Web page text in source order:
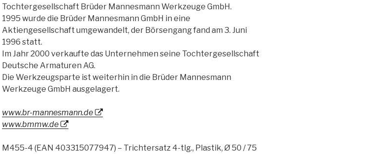
Tochtergesellschaft Brüder Mannesmann Werkzeuge GmbH.
1995 wurde die Brüder Mannesmann GmbH in eine
Aktiengesellschaft umgewandelt, der Börsengang fand am 3. Juni
1996 statt.
Im Jahr 2000 verkaufte das Unternehmen seine Tochtergesellschaft
Deutsche Armaturen AG.
Die Werkzeugsparte ist weiterhin in die Brüder Mannesmann
Werkzeuge GmbH ausgelagert.
www.br-mannesmann.de
www.bmmw.de
M455-4 (EAN 403315077947) – Trichtersatz 4-tlg., Plastik, Ø 50 / 75